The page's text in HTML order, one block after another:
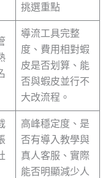
挑選重點
導流工具完整
度、費用相對蝦
皮是否划算、能
否與蝦皮並行不
大改流程。
高峰穩定度、是
否有導入教學與
真人客服、實際
能否明顯減少人